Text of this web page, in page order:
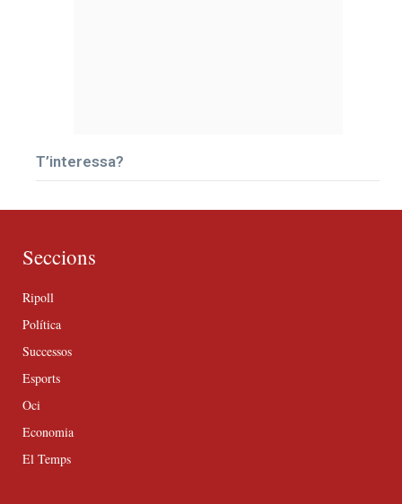
T’interessa?
Seccions
Ripoll
Política
Successos
Esports
Oci
Economia
El Temps